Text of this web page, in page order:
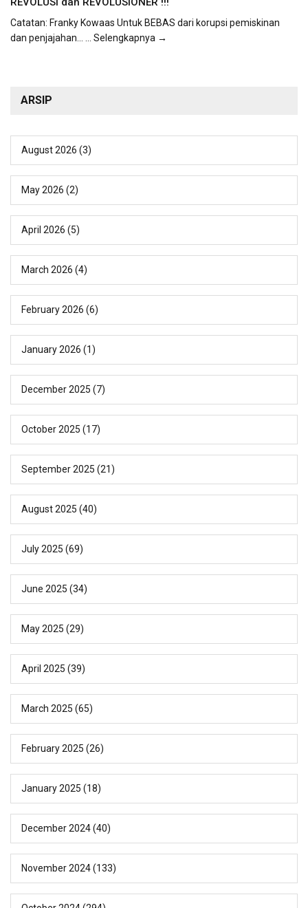
Catatan: Franky Kowaas Untuk BEBAS dari korupsi pemiskinan
dan penjajahan...
... Selengkapnya →
ARSIP
August 2026 (3)
May 2026 (2)
April 2026 (5)
March 2026 (4)
February 2026 (6)
January 2026 (1)
December 2025 (7)
October 2025 (17)
September 2025 (21)
August 2025 (40)
July 2025 (69)
June 2025 (34)
May 2025 (29)
April 2025 (39)
March 2025 (65)
February 2025 (26)
January 2025 (18)
December 2024(40)
November 2024(133)